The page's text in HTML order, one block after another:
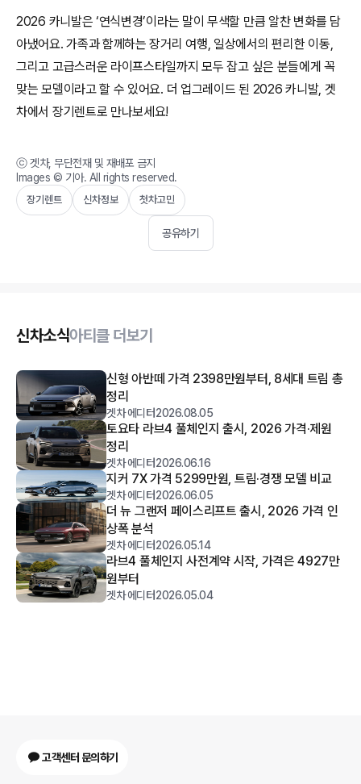
2026 카니발은 ‘연식변경’이라는 말이 무색할 만큼 알찬 변화를 담
아냈어요. 가족과 함께하는 장거리 여행, 일상에서의 편리한 이동,
그리고 고급스러운 라이프스타일까지 모두 잡고 싶은 분들에게 꼭
맞는 모델이라고 할 수 있어요. 더 업그레이드 된 2026 카니발, 겟
차에서 장기렌트로 만나보세요!
ⓒ 겟차, 무단전재 및 재배포 금지
Images © 기아. All rights reserved.
장기렌트 신차정보 첫차고민
공유하기
신차소식아티클 더보기
신형 아반떼 가격 2398만원부터, 8세대 트림 총
정리
겟차 에디터2026.08.05
토요타 라브4 풀체인지 출시, 2026 가격·제원
정리
겟차 에디터2026.06.16
지커 7X 가격 5299만원, 트림·경쟁 모델 비교
겟차 에디터2026.06.05
더 뉴 그랜저 페이스리프트 출시, 2026 가격 인
상폭 분석
겟차 에디터2026.05.14
라브4 풀체인지 사전계약 시작, 가격은 4927만
원부터
겟차 에디터2026.05.04
고객센터 문의하기